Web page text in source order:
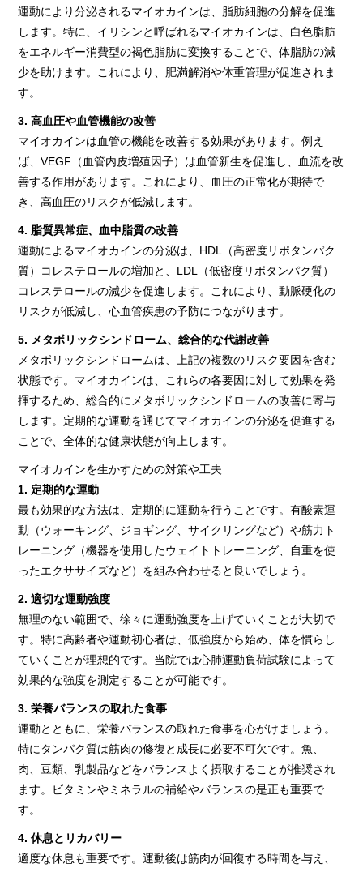
運動により分泌されるマイオカインは、脂肪細胞の分解を促進
します。特に、イリシンと呼ばれるマイオカインは、白色脂肪
をエネルギー消費型の褐色脂肪に変換することで、体脂肪の減
少を助けます。これにより、肥満解消や体重管理が促進されま
す。
3. 高血圧や血管機能の改善
マイオカインは血管の機能を改善する効果があります。例え
ば、VEGF（血管内皮増殖因子）は血管新生を促進し、血流を改
善する作用があります。これにより、血圧の正常化が期待で
き、高血圧のリスクが低減します。
4. 脂質異常症、血中脂質の改善
運動によるマイオカインの分泌は、HDL（高密度リポタンパク
質）コレステロールの増加と、LDL（低密度リポタンパク質）
コレステロールの減少を促進します。これにより、動脈硬化の
リスクが低減し、心血管疾患の予防につながります。
5. メタボリックシンドローム、総合的な代謝改善
メタボリックシンドロームは、上記の複数のリスク要因を含む
状態です。マイオカインは、これらの各要因に対して効果を発
揮するため、総合的にメタボリックシンドロームの改善に寄与
します。定期的な運動を通じてマイオカインの分泌を促進する
ことで、全体的な健康状態が向上します。
マイオカインを生かすための対策や工夫
1. 定期的な運動
最も効果的な方法は、定期的に運動を行うことです。有酸素運
動（ウォーキング、ジョギング、サイクリングなど）や筋力ト
レーニング（機器を使用したウェイトトレーニング、自重を使
ったエクササイズなど）を組み合わせると良いでしょう。
2. 適切な運動強度
無理のない範囲で、徐々に運動強度を上げていくことが大切で
す。特に高齢者や運動初心者は、低強度から始め、体を慣らし
ていくことが理想的です。当院では心肺運動負荷試験によって
効果的な強度を測定することが可能です。
3. 栄養バランスの取れた食事
運動とともに、栄養バランスの取れた食事を心がけましょう。
特にタンパク質は筋肉の修復と成長に必要不可欠です。魚、
肉、豆類、乳製品などをバランスよく摂取することが推奨され
ます。ビタミンやミネラルの補給やバランスの是正も重要で
す。
4. 休息とリカバリー
適度な休息も重要です。運動後は筋肉が回復する時間を与え、